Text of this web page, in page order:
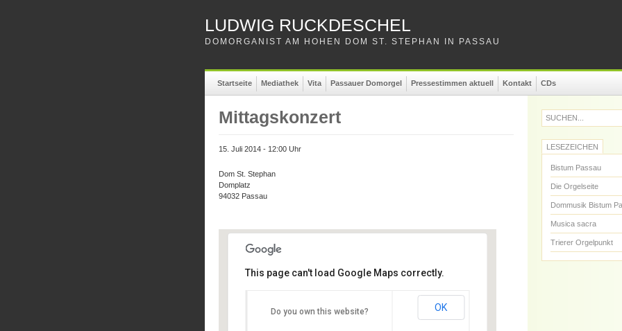
LUDWIG RUCKDESCHEL
DOMORGANIST AM HOHEN DOM ST. STEPHAN IN PASSAU
Startseite Mediathek Vita Passauer Domorgel Pressestimmen aktuell Kontakt CDs
Mittagskonzert
15. Juli 2014 - 12:00 Uhr
Dom St. Stephan
Domplatz
94032 Passau
Dom St. Stephan
This page can't load Google Maps correctly.
Do you own this website? OK
SUCHEN...
LESEZEICHEN
Bistum Passau
Die Orgelseite
Dommusik Bistum
Musica sacra
Trierer Orgelpunkt